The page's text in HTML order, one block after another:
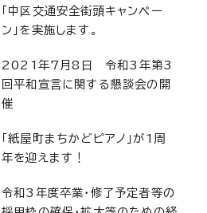
「中区交通安全街頭キャンペー
ン」を実施します。
2021年7月8日 令和3年第3
回平和宣言に関する懇談会の開
催
「紙屋町まちかどピアノ」が1周
年を迎えます！
令和3年度卒業・修了予定者等の